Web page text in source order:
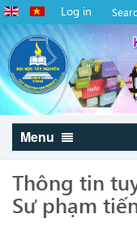
Log in
Menu
Thông tin
Sư phạm